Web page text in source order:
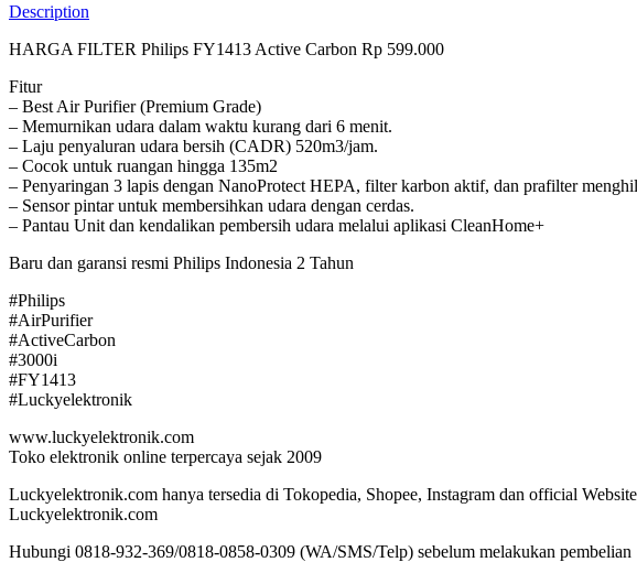
Description
HARGA FILTER Philips FY1413 Active Carbon Rp 599.000
Fitur
– Best Air Purifier (Premium Grade)
– Memurnikan udara dalam waktu kurang dari 6 menit.
– Laju penyaluran udara bersih (CADR) 520m3/jam.
– Cocok untuk ruangan hingga 135m2
– Penyaringan 3 lapis dengan NanoProtect HEPA, filter karbon aktif, dan prafilter
– Sensor pintar untuk membersihkan udara dengan cerdas.
– Pantau Unit dan kendalikan pembersih udara melalui aplikasi CleanHome+
Baru dan garansi resmi Philips Indonesia 2 Tahun
#Philips
#AirPurifier
#ActiveCarbon
#3000i
#FY1413
#Luckyelektronik
www.luckyelektronik.com
Toko elektronik online terpercaya sejak 2009
Luckyelektronik.com hanya tersedia di Tokopedia, Shopee, Instagram dan official
Luckyelektronik.com
Hubungi 0818-932-369/0818-0858-0309 (WA/SMS/Telp) sebelum melakukan pembelian